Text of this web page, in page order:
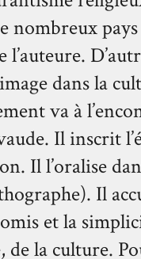
nombreux
l’auteure.
dans la
va à
Il inscrit
Il l’oralise
Il
et la
de la culture.